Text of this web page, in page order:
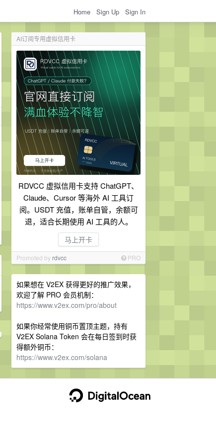
Home Sign Up Sign In
AI订阅专用虚拟信用卡
RDVCC 虚拟信用卡支持 ChatGPT、
Claude、Cursor 等海外 AI 工具订
阅。USDT 充值，账单自管，余额可
退，适合长期使用 AI 工具的人。
马上开卡
Promoted by rdvcc PRO
如果想在 V2EX 获得更好的推广效果，
欢迎了解 PRO 会员机制：
https://www.v2ex.com/pro/about
如果你经常使用铜币置顶主题，持有
V2EX Solana Token 会在每日签到时获
得额外铜币：
https://www.v2ex.com/solana